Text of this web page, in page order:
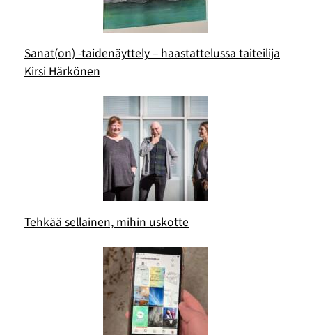
Sanat(on) -taidenäyttely – haastattelussa taiteilija
Kirsi Härkönen
Tehkää sellainen, mihin uskotte